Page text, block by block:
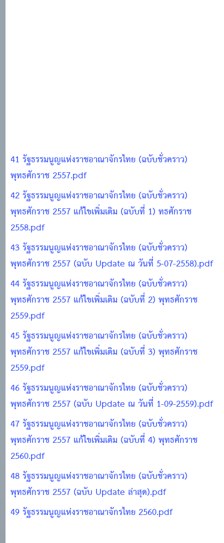
41 รัฐธรรมนูญแห่งราชอาณาจักรไทย (ฉบับชั่วคราว)
พุทธศักราช 2557.pdf
42 รัฐธรรมนูญแห่งราชอาณาจักรไทย (ฉบับชั่วคราว)
พุทธศักราช 2557 แก้ไขเพิ่มเติม (ฉบับที่ 1) ทธศักราช
2558.pdf
43 รัฐธรรมนูญแห่งราชอาณาจักรไทย (ฉบับชั่วคราว)
พุทธศักราช 2557 (ฉบับ Update ณ วันที่ 5-07-2558).pdf
44 รัฐธรรมนูญแห่งราชอาณาจักรไทย (ฉบับชั่วคราว)
พุทธศักราช 2557 แก้ไขเพิ่มเติม (ฉบับที่ 2) พุทธศักราช
2559.pdf
45 รัฐธรรมนูญแห่งราชอาณาจักรไทย (ฉบับชั่วคราว)
พุทธศักราช 2557 แก้ไขเพิ่มเติม (ฉบับที่ 3) พุทธศักราช
2559.pdf
46 รัฐธรรมนูญแห่งราชอาณาจักรไทย (ฉบับชั่วคราว)
พุทธศักราช 2557 (ฉบับ Update ณ วันที่ 1-09-2559).pdf
47 รัฐธรรมนูญแห่งราชอาณาจักรไทย (ฉบับชั่วคราว)
พุทธศักราช 2557 แก้ไขเพิ่มเติม (ฉบับที่ 4) พุทธศักราช
2560.pdf
48 รัฐธรรมนูญแห่งราชอาณาจักรไทย (ฉบับชั่วคราว)
พุทธศักราช 2557 (ฉบับ Update ล่าสุด).pdf
49 รัฐธรรมนูญแห่งราชอาณาจักรไทย 2560.pdf